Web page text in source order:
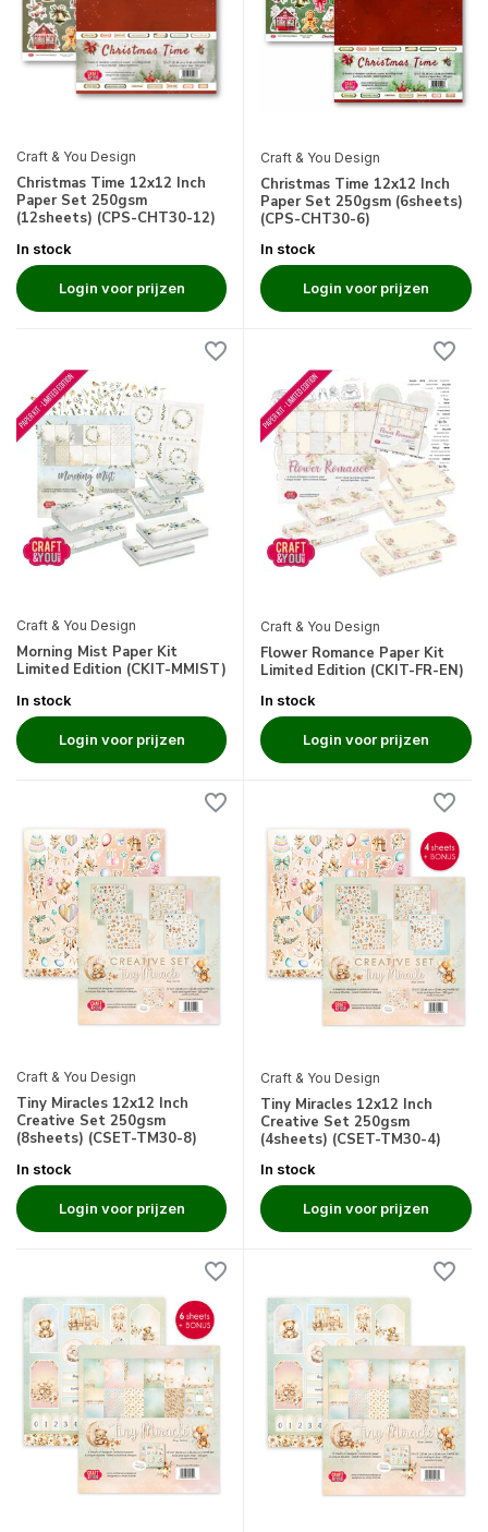
Craft & You Design
Christmas Time 12x12 Inch
Paper Set 250gsm
(12sheets) (CPS-CHT30-12)
In stock
Login voor prijzen
Craft & You Design
Christmas Time 12x12 Inch
Paper Set 250gsm (6sheets)
(CPS-CHT30-6)
In stock
Login voor prijzen
Craft & You Design
Morning Mist Paper Kit
Limited Edition (CKIT-MMIST)
In stock
Login voor prijzen
Craft & You Design
Flower Romance Paper Kit
Limited Edition (CKIT-FR-EN)
In stock
Login voor prijzen
Craft & You Design
Tiny Miracles 12x12 Inch
Creative Set 250gsm
(8sheets) (CSET-TM30-8)
In stock
Login voor prijzen
Craft & You Design
Tiny Miracles 12x12 Inch
Creative Set 250gsm
(4sheets) (CSET-TM30-4)
In stock
Login voor prijzen